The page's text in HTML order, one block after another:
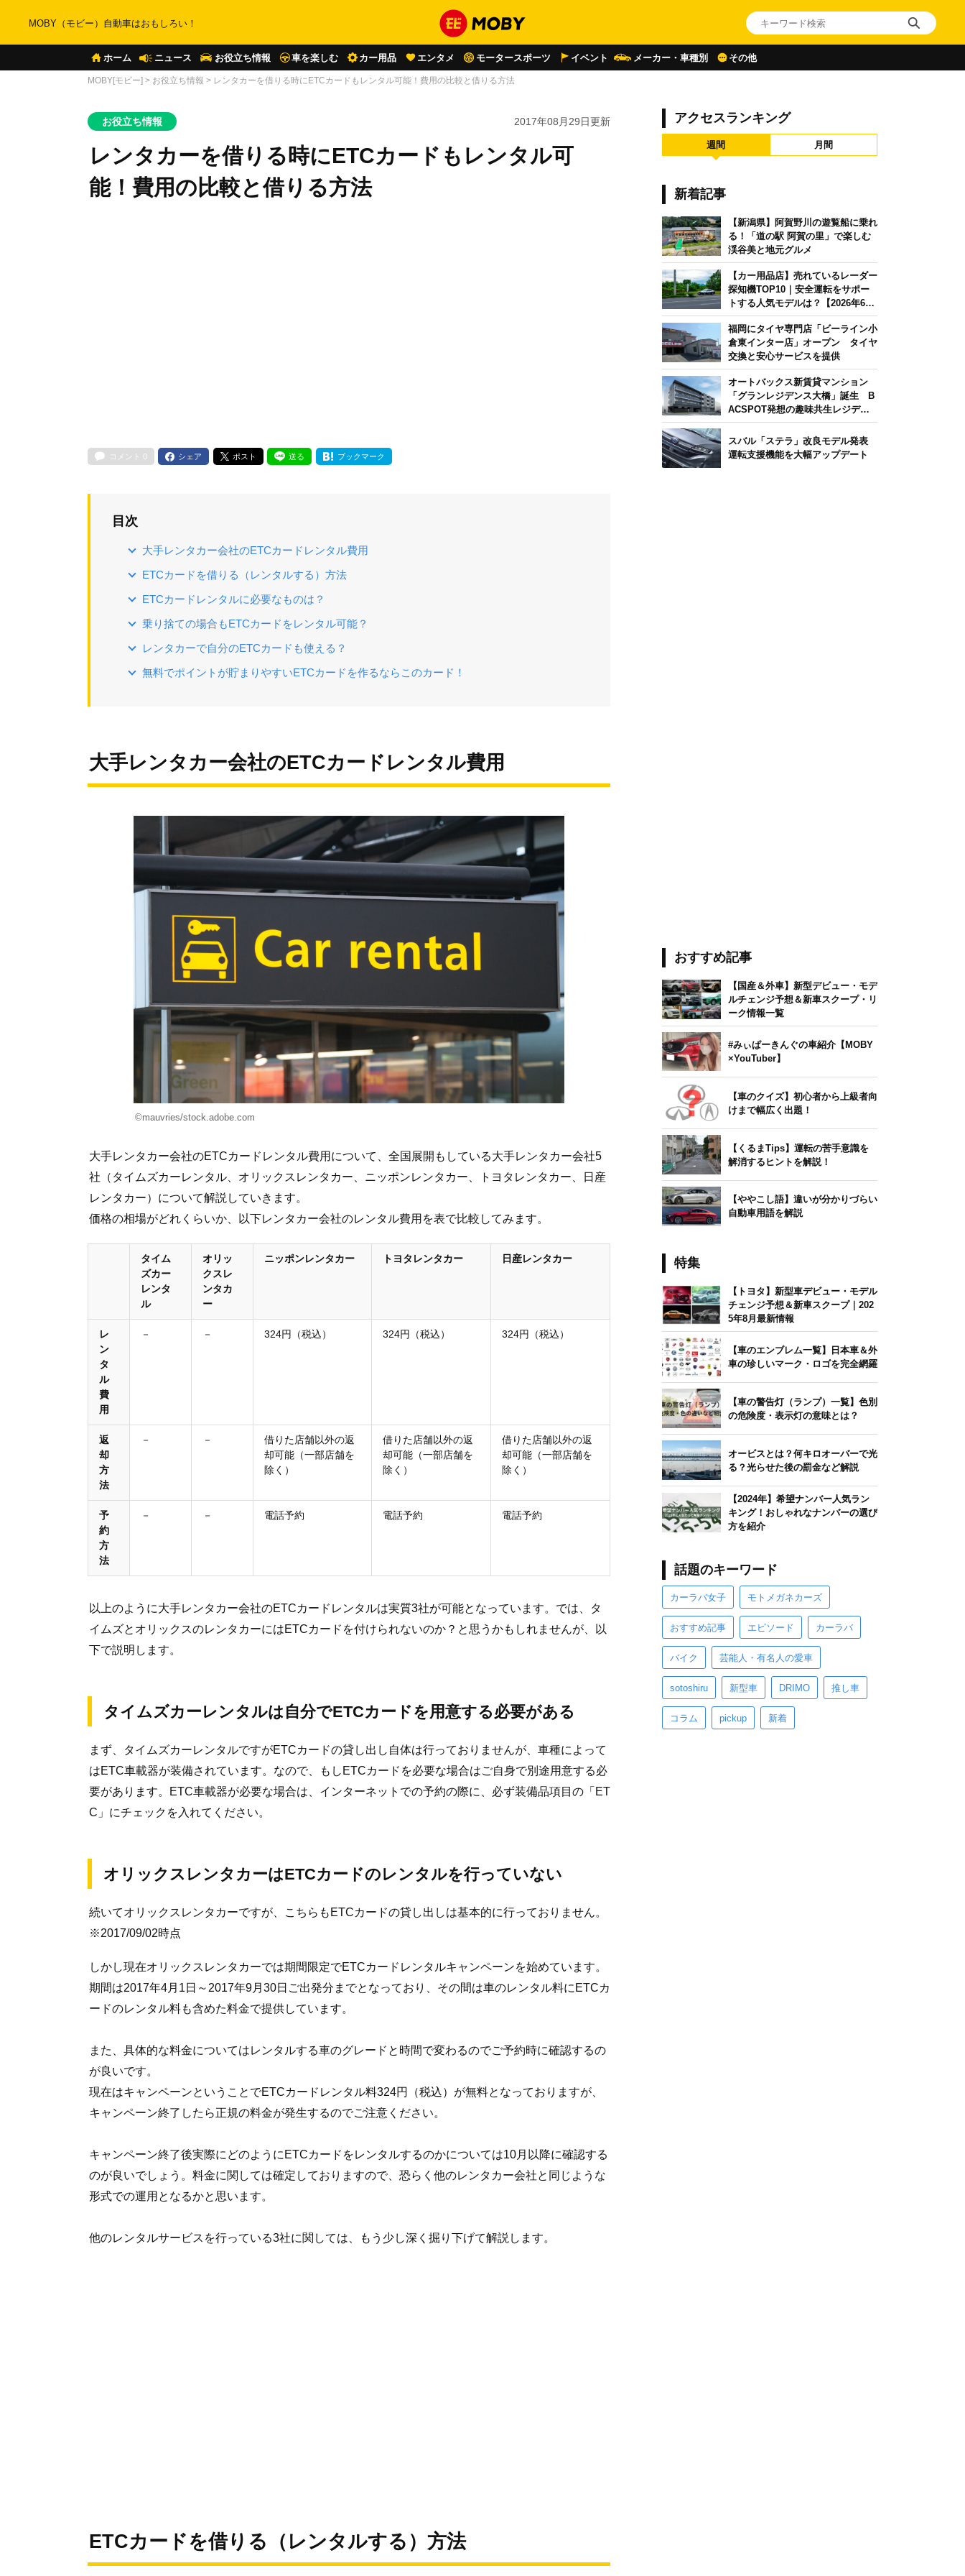
MOBY（モビー）自動車はおもしろい！
ホーム ニュース お役立ち情報 車を楽しむ カー用品 エンタメ モータースポーツ イベント メーカー・車種別 その他
MOBY[モビー] > お役立ち情報 > レンタカーを借りる時にETCカードもレンタル可能！費用の比較と借りる方法
お役立ち情報 2017年08月29日更新
レンタカーを借りる時にETCカードもレンタル可
能！費用の比較と借りる方法
コメント 0 シェア ポスト 送る ブックマーク
目次
大手レンタカー会社のETCカードレンタル費用
ETCカードを借りる（レンタルする）方法
ETCカードレンタルに必要なものは？
乗り捨ての場合もETCカードをレンタル可能？
レンタカーで自分のETCカードも使える？
無料でポイントが貯まりやすいETCカードを作るならこのカード！
大手レンタカー会社のETCカードレンタル費用
©mauvries/stock.adobe.com
大手レンタカー会社のETCカードレンタル費用について、全国展開もしている大手レンタカー会社5
社（タイムズカーレンタル、オリックスレンタカー、ニッポンレンタカー、トヨタレンタカー、日産
レンタカー）について解説していきます。
価格の相場がどれくらいか、以下レンタカー会社のレンタル費用を表で比較してみます。
タイム
ズカー
レンタ
ル
オリッ
クスレ
ンタカ
ー
ニッポンレンタカー トヨタレンタカー 日産レンタカー
レ
ン
タ
ル
費
用
－ － 324円（税込） 324円（税込） 324円（税込）
返
却
方
法
－ －
借りた店舗以外の返
却可能（一部店舗を
除く）
借りた店舗以外の返
却可能（一部店舗を
除く）
借りた店舗以外の返
却可能（一部店舗を
除く）
予
約
方
法
－ － 電話予約 電話予約 電話予約
以上のように大手レンタカー会社のETCカードレンタルは実質3社が可能となっています。では、タ
イムズとオリックスのレンタカーにはETCカードを付けられないのか？と思うかもしれませんが、以
下で説明します。
タイムズカーレンタルは自分でETCカードを用意する必要がある
まず、タイムズカーレンタルですがETCカードの貸し出し自体は行っておりませんが、車種によって
はETC車載器が装備されています。なので、もしETCカードを必要な場合はご自身で別途用意する必
要があります。ETC車載器が必要な場合は、インターネットでの予約の際に、必ず装備品項目の「ET
C」にチェックを入れてください。
オリックスレンタカーはETCカードのレンタルを行っていない
続いてオリックスレンタカーですが、こちらもETCカードの貸し出しは基本的に行っておりません。
※2017/09/02時点
しかし現在オリックスレンタカーでは期間限定でETCカードレンタルキャンペーンを始めています。
期間は2017年4月1日～2017年9月30日ご出発分までとなっており、その間は車のレンタル料にETCカ
ードのレンタル料も含めた料金で提供しています。
また、具体的な料金についてはレンタルする車のグレードと時間で変わるのでご予約時に確認するの
が良いです。
現在はキャンペーンということでETCカードレンタル料324円（税込）が無料となっておりますが、
キャンペーン終了したら正規の料金が発生するのでご注意ください。
キャンペーン終了後実際にどのようにETCカードをレンタルするのかについては10月以降に確認する
のが良いでしょう。料金に関しては確定しておりますので、恐らく他のレンタカー会社と同じような
形式での運用となるかと思います。
他のレンタルサービスを行っている3社に関しては、もう少し深く掘り下げて解説します。
ETCカードを借りる（レンタルする）方法
アクセスランキング
週間 月間
新着記事
【新潟県】阿賀野川の遊覧船に乗れ
る！「道の駅 阿賀の里」で楽しむ
渓谷美と地元グルメ
【カー用品店】売れているレーダー
探知機TOP10｜安全運転をサポー
トする人気モデルは？【2026年6月
版】
福岡にタイヤ専門店「ビーライン小
倉東インター店」オープン タイヤ
交換と安心サービスを提供
オートバックス新賃貸マンション
「グランレジデンス大橋」誕生 B
ACSPOT発想の趣味共生レジデン
ス
スバル「ステラ」改良モデル発表
運転支援機能を大幅アップデート
おすすめ記事
【国産＆外車】新型デビュー・モデ
ルチェンジ予想＆新車スクープ・リ
ーク情報一覧
#みぃぱーきんぐの車紹介【MOBY
×YouTuber】
【車のクイズ】初心者から上級者向
けまで幅広く出題！
【くるまTips】運転の苦手意識を
解消するヒントを解説！
【ややこし語】違いが分かりづらい
自動車用語を解説
特集
【トヨタ】新型車デビュー・モデル
チェンジ予想＆新車スクープ｜202
5年8月最新情報
【車のエンブレム一覧】日本車＆外
車の珍しいマーク・ロゴを完全網羅
【車の警告灯（ランプ）一覧】色別
の危険度・表示灯の意味とは？
オービスとは？何キロオーバーで光
る？光らせた後の罰金など解説
【2024年】希望ナンバー人気ラン
キング！おしゃれなナンバーの選び
方を紹介
話題のキーワード
カーラバ女子 モトメガネカーズ
おすすめ記事 エピソード カーラバ
バイク 芸能人・有名人の愛車
sotoshiru 新型車 DRIMO 推し車
コラム pickup 新着